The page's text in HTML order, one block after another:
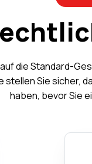
die Standard-
Sie sicher,
haben, bevor Sie